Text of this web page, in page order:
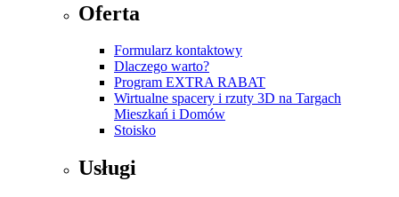
Oferta
Formularz kontaktowy
Dlaczego warto?
Program EXTRA RABAT
Wirtualne spacery i rzuty 3D na Targach
Mieszkań i Domów
Stoisko
Usługi